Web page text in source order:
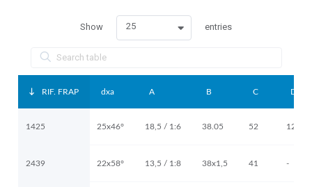
Show 25 entries
RIF. FRAP dxa A B C D
1425 25x46° 18,5 / 1:6 38.05 52 12.5
2439 22x58° 13,5 / 1:8 38x1,5 41 -